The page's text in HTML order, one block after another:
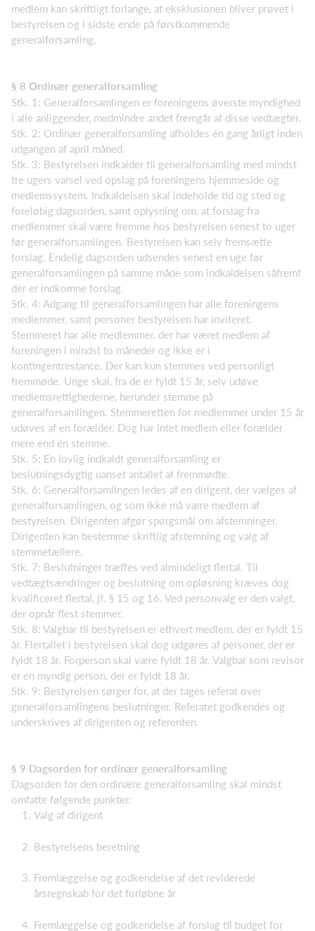
medlem kan skriftligt forlange, at eksklusionen bliver prøvet i
bestyrelsen og i sidste ende på førstkommende
generalforsamling.
§ 8 Ordinær generalforsamling
Stk. 1: Generalforsamlingen er foreningens øverste myndighed
i alle anliggender, medmindre andet fremgår af disse vedtægter.
Stk. 2: Ordinær generalforsamling afholdes én gang årligt inden
udgangen af april måned.
Stk. 3: Bestyrelsen indkalder til generalforsamling med mindst
tre ugers varsel ved opslag på foreningens hjemmeside og
medlemssystem. Indkaldelsen skal indeholde tid og sted og
foreløbig dagsorden, samt oplysning om, at forslag fra
medlemmer skal være fremme hos bestyrelsen senest to uger
før generalforsamlingen. Bestyrelsen kan selv fremsætte
forslag. Endelig dagsorden udsendes senest en uge før
generalforsamlingen på samme måde som indkaldelsen såfremt
der er indkomne forslag.
Stk. 4: Adgang til generalforsamlingen har alle foreningens
medlemmer, samt personer bestyrelsen har inviteret.
Stemmeret har alle medlemmer, der har været medlem af
foreningen i mindst to måneder og ikke er i
kontingentrestance. Der kan kun stemmes ved personligt
fremmøde. Unge skal, fra de er fyldt 15 år, selv udøve
medlemsrettighederne, herunder stemme på
generalforsamlingen. Stemmeretten for medlemmer under 15 år
udøves af en forælder. Dog har intet medlem eller forælder
mere end én stemme.
Stk. 5: En lovlig indkaldt generalforsamling er
beslutningsdygtig uanset antallet af fremmødte.
Stk. 6: Generalforsamlingen ledes af en dirigent, der vælges af
generalforsamlingen, og som ikke må være medlem af
bestyrelsen. Dirigenten afgør spørgsmål om afstemninger.
Dirigenten kan bestemme skriftlig afstemning og valg af
stemmetællere.
Stk. 7: Beslutninger træffes ved almindeligt flertal. Til
vedtægtsændringer og beslutning om opløsning kræves dog
kvalificeret flertal, jf. § 15 og 16. Ved personvalg er den valgt,
der opnår flest stemmer.
Stk. 8: Valgbar til bestyrelsen er ethvert medlem, der er fyldt 15
år. Flertallet i bestyrelsen skal dog udgøres af personer, der er
fyldt 18 år. Forperson skal være fyldt 18 år. Valgbar som revisor
er en myndig person, der er fyldt 18 år.
Stk. 9: Bestyrelsen sørger for, at der tages referat over
generalforsamlingens beslutninger. Referatet godkendes og
underskrives af dirigenten og referenten.
§ 9 Dagsorden for ordinær generalforsamling
Dagsorden for den ordinære generalforsamling skal mindst
omfatte følgende punkter:
Valg af dirigent
Bestyrelsens beretning
Fremlæggelse og godkendelse af det reviderede
årsregnskab for det forløbne år
Fremlæggelse og godkendelse af forslag til budget for